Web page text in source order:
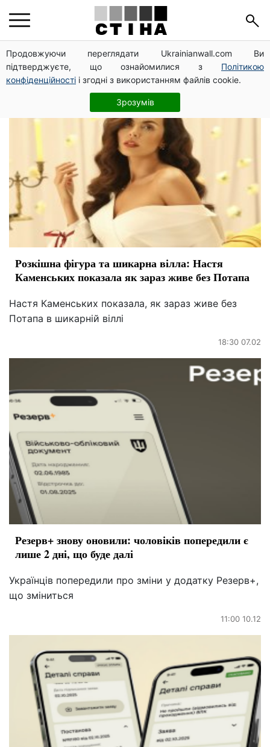
Продовжуючи переглядати Ukrainianwall.com Ви
підтверджуєте, що ознайомилися з Політикою
конфіденційності і згодні з використанням файлів cookie.
Зрозумів
фото
Розкішна фігура та шикарна вілла: Настя
Каменських показала як зараз живе без Потапа
Настя Каменських показала, як зараз живе без
Потапа в шикарній віллі
18:30 07.02
Резерв+ знову оновили: чоловіків попередили є
лише 2 дні, що буде далі
Українців попередили про зміни у додатку Резерв+,
що зміниться
11:00 10.12